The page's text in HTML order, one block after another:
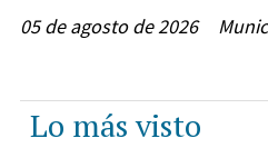
05 de agosto de 2026
Lo más visto